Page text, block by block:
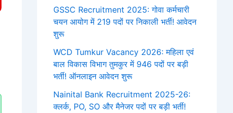
GSSC Recruitment 2025: गोवा कर्मचारी
चयन आयोग में 219 पदों पर निकाली भर्ती! आवेदन
शुरू
WCD Tumkur Vacancy 2026: महिला एवं
बाल विकास विभाग तुमकुर में 946 पदों पर बड़ी
भर्ती! ऑनलाइन आवेदन शुरू
Nainital Bank Recruitment 2025-26:
क्लर्क, PO, SO और मैनेजर पदों पर बड़ी भर्ती!